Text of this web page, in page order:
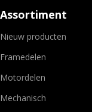
Assortiment
Nieuw producten
Framedelen
Motordelen
Mechanisch